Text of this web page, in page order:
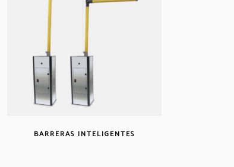
BARRERAS INTELIGENTES